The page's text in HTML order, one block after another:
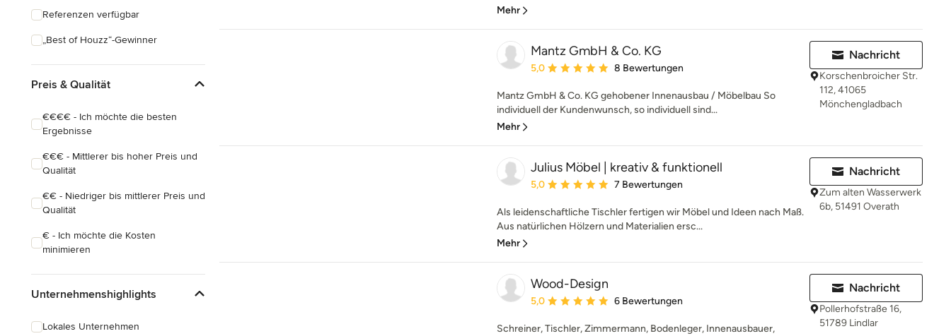
Referenzen verfügbar
„Best of Houzz“-Gewinner
Preis & Qualität
€€€€ - Ich möchte die besten
Ergebnisse
€€€ - Mittlerer bis hoher Preis und
Qualität
€€ - Niedriger bis mittlerer Preis und
Qualität
€ - Ich möchte die Kosten
minimieren
Unternehmenshighlights
Lokales Unternehmen
Mehr
Mantz GmbH & Co. KG
Durchschnittliche Bewertung: 5 von 5 Sternen
5,0 8 Bewertungen
Mantz GmbH & Co. KG gehobener Innenausbau / Möbelbau So
individuell der Kundenwunsch, so individuell sind...
Mehr
Nachricht
Korschenbroicher Str.
112, 41065
Mönchengladbach
Julius Möbel | kreativ & funktionell
Durchschnittliche Bewertung: 5 von 5 Sternen
5,0 7 Bewertungen
Als leidenschaftliche Tischler fertigen wir Möbel und Ideen nach Maß.
Aus natürlichen Hölzern und Materialien ersc...
Mehr
Nachricht
Zum alten Wasserwerk
6b, 51491 Overath
Wood-Design
Durchschnittliche Bewertung: 5 von 5 Sternen
5,0 6 Bewertungen
Schreiner, Tischler, Zimmermann, Bodenleger, Innenausbauer,
Nachricht
Pollerhofstraße 16,
51789 Lindlar